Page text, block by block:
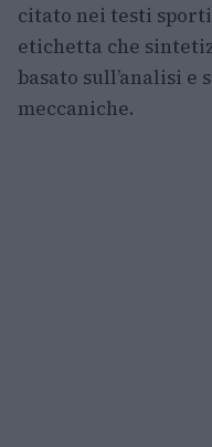
citato nei testi
etichetta che
basato sull’analisi
meccaniche.